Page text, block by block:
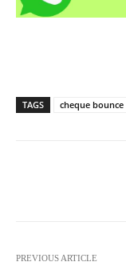
TAGS cheque bounce
PREVIOUS ARTICLE